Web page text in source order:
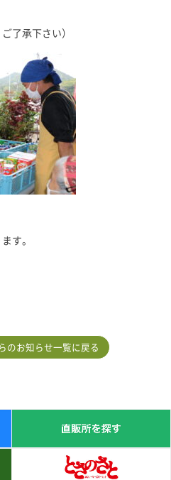
了承下さい）
す。
のお知らせ一覧に戻る